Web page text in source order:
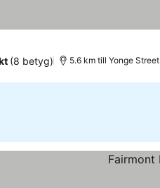
(8 betyg) 5.6 km till Yonge Street